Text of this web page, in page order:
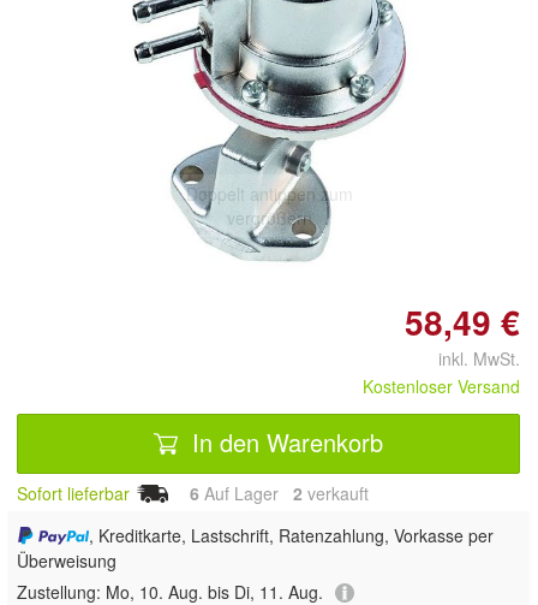
Doppelt antippen zum
vergrößern
58,49 €
inkl. MwSt.
Kostenloser Versand
In den Warenkorb
Sofort lieferbar 6 Auf Lager 2 verkauft
, Kreditkarte, Lastschrift, Ratenzahlung, Vorkasse per
Überweisung
Zustellung: Mo, 10. Aug. bis Di, 11. Aug.